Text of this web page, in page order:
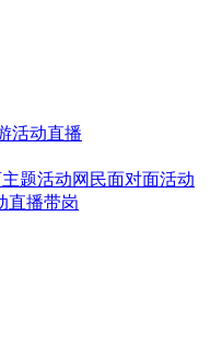
活动直播
题活动网民面对面活动
直播带岗